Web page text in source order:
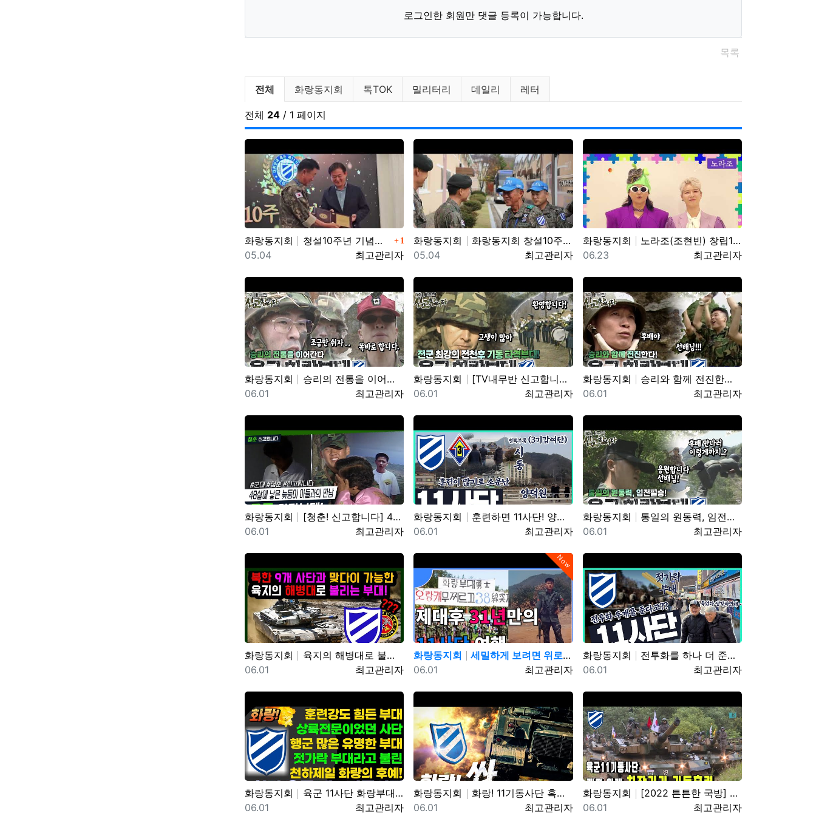
로그인한 회원만 댓글 등록이 가능합니다.
목록
아말다말TV 분류 목록
전체 화랑동지회 톡TOK 밀리터리 데일리 레터
전체 24 / 1 페이지
화랑동지회 청설10주년 기념식 영상 댓글
1
등록자
최고관리자
등록일
05.04
화랑동지회
화랑동지회 창설10주년 기념영상
등록자
최고관리자
등록일
05.04
화랑동지회
노라조(조현빈) 창립10주년 기념행사 초청 영상
등록자
최고관리자
등록일
06.23
화랑동지회
승리의 전통을 이어간다! 육군 화랑부대???? [TV내무반 신고합니다 59화]ㅣKBS 991220 방송
등록자
최고관리자
등록일
06.01
화랑동지회
[TV내무반 신고합니다 22화]ㅣ 전군 최강의 전천후 기동 타격부대! 육군 화랑부대 KBS 990329 방송
등록자
최고관리자
등록일
06.01
화랑동지회
승리와 함께 전진한다! 육군 화랑부대???? [TV내무반 신고합니다 95화]ㅣKBS 000918 방송
등록자
최고관리자
등록일
06.01
화랑동지회
[청춘! 신고합니다] 48살에 낳은 늦둥이 아들과의 만남! 육군 화랑부대 ｜ KBS 040906 방송
등록자
최고관리자
등록일
06.01
화랑동지회
훈련하면 11사단! 양덕원,시동(feat.3기갑여단)
등록자
최고관리자
등록일
06.01
화랑동지회
통일의 원동력, 임전필승! 육군 화랑부대???? [TV내무반 신고합니다 129화]ㅣKBS 010528 방송
등록자
최고관리자
등록일
06.01
화랑동지회
육지의 해병대로 불리는 육군 제11기동사단 화랑부대. 북한군 9개 사단도 맞다이 가능한 최강화력의 기계화 부…
등록자
최고관리자
등록일
06.01
Now
화랑동지회
세밀하게 보려면 위로 당기세요 0:12 0:36 / 6:14 11사단 화랑부대 제대 후 31년 만에…
등록자
최고관리자
등록일
06.01
화랑동지회
전투화를 하나 더 준다는 썰(?) 11사단, 젓가락 부대
등록자
최고관리자
등록일
06.01
화랑동지회
육군 11사단 화랑부대 훈련 강도 매우 강하며 숨겨진 힘든 젓가락 부대 화랑 전우회 활발하고 상륙전문이었던 …
등록자
최고관리자
등록일
06.01
화랑동지회
화랑! 11기동사단 혹한기 훈련을 명 받았습니다!!(feat.소문난 기동 맛집) | ROK ARMY
등록자
최고관리자
등록일
06.01
화랑동지회
[2022 튼튼한 국방] 육군11기동사단, 개편 이래 최장거리 기동훈련
등록자
최고관리자
등록일
06.01